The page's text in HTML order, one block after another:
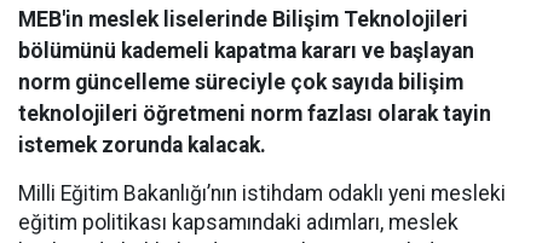
MEB'in meslek liselerinde Bilişim Teknolojileri
bölümünü kademeli kapatma kararı ve başlayan
norm güncelleme süreciyle çok sayıda bilişim
teknolojileri öğretmeni norm fazlası olarak tayin
istemek zorunda kalacak.
Milli Eğitim Bakanlığı’nın istihdam odaklı yeni mesleki
eğitim politikası kapsamındaki adımları, meslek